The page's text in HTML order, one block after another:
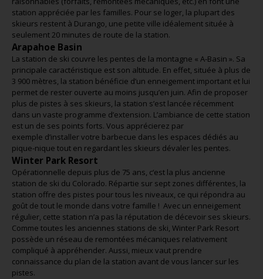
station appréciée par les familles. Pour se loger, la plupart des
skieurs restent à Durango, une petite ville idéalement située à
seulement 20 minutes de route de la station.
Arapahoe Basin
La station de ski couvre les pentes de la montagne « A-Basin ». Sa
principale caractéristique est son altitude. En effet, située à plus de
3 900 mètres, la station bénéficie d’un enneigement important et lui
permet de rester ouverte au moins jusqu’en juin. Afin de proposer
plus de pistes à ses skieurs, la station s’est lancée récemment
dans un vaste programme d’extension. L’ambiance de cette station
est un de ses points forts. Vous apprécierez par
exemple d’installer votre barbecue dans les espaces dédiés au
pique-nique tout en regardant les skieurs dévaler les pentes.
Winter Park Resort
Opérationnelle depuis plus de 75 ans, c‘est la plus ancienne
station de ski du Colorado. Répartie sur sept zones différentes, la
station offre des pistes pour tous les niveaux, ce qui répondra au
goût de tout le monde dans votre famille ! Avec un enneigement
régulier, cette station n’a pas la réputation de décevoir ses skieurs.
Comme toutes les anciennes stations de ski, Winter Park Resort
possède un réseau de remontées mécaniques relativement
compliqué à appréhender. Aussi, mieux vaut prendre
connaissance du plan de la station avant de vous lancer sur les
pistes.